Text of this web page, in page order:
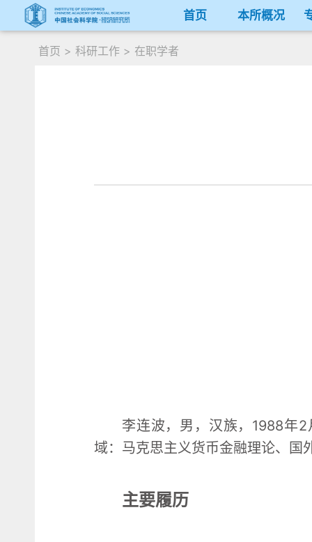
首页 本所概况
首页 > 科研工作 > 在职学者
李连波，男，汉族，1988年
域：马克思主义货币金融理论、国
主要履历